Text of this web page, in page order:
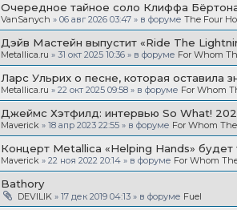
Очередное тайное соло Клиффа
VanSanych » 06 авг 2026 03:47 » в форуме The Four
Дэйв Мастейн выпустит «Ride The
Metallica.ru » 31 окт 2025 10:36 » в форуме For Whom
Ларс Ульрих о песне, которая оставила
Metallica.ru » 22 окт 2025 09:58 » в форуме For Whom
Джеймс Хэтфилд: интервью So What!
Maverick » 18 апр 2023 22:55 » в форуме For Whom
Концерт Metallica «Helping Hands» будет
Maverick » 22 ноя 2022 20:14 » в форуме For Whom
Bathory
DEVILIK » 17 дек 2019 04:13 » в форуме Fuel